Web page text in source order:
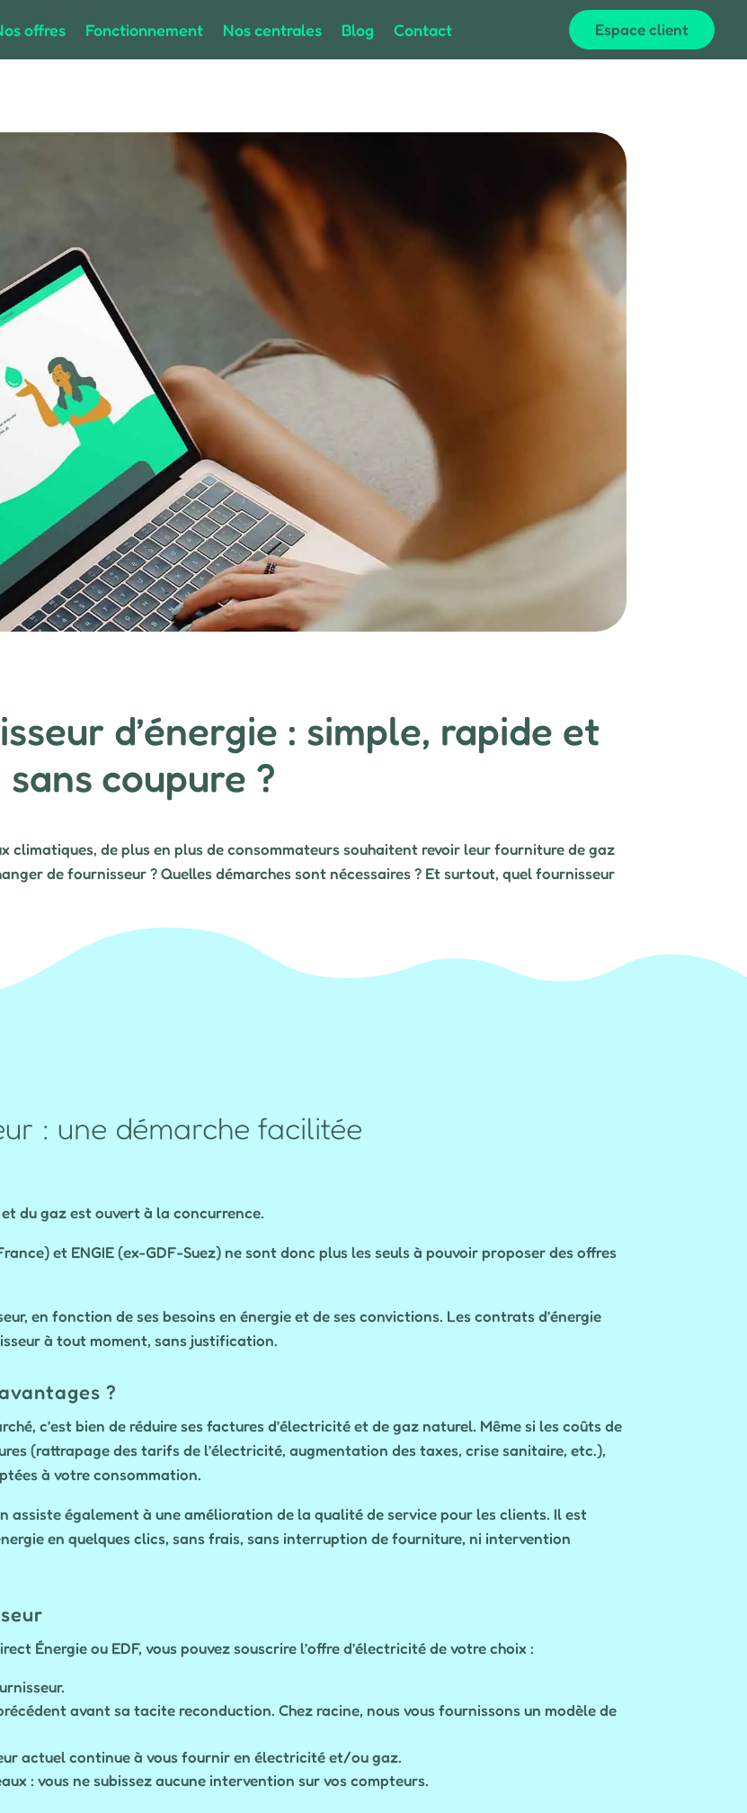
offres Fonctionnement Nos centrales Blog Contact Espace client
d’énergie : simple, rapide et
sans coupure ?
climatiques, de plus en plus de consommateurs souhaitent revoir leur fourniture de gaz
de fournisseur ? Quelles démarches sont nécessaires ? Et surtout, quel fournisseur
: une démarche facilitée
et du gaz est ouvert à la concurrence.
et ENGIE (ex-GDF-Suez) ne sont donc plus les seuls à pouvoir proposer des offres
en fonction de ses besoins en énergie et de ses convictions. Les contrats d’énergie
à tout moment, sans justification.
?
c’est bien de réduire ses factures d’électricité et de gaz naturel. Même si les coûts de
(rattrapage des tarifs de l’électricité, augmentation des taxes, crise sanitaire, etc.),
à votre consommation.
assiste également à une amélioration de la qualité de service pour les clients. Il est
en quelques clics, sans frais, sans interruption de fourniture, ni intervention
Énergie ou EDF, vous pouvez souscrire l’offre d’électricité de votre choix :
avant sa tacite reconduction. Chez racine, nous vous fournissons un modèle de
actuel continue à vous fournir en électricité et/ou gaz.
: vous ne subissez aucune intervention sur vos compteurs.